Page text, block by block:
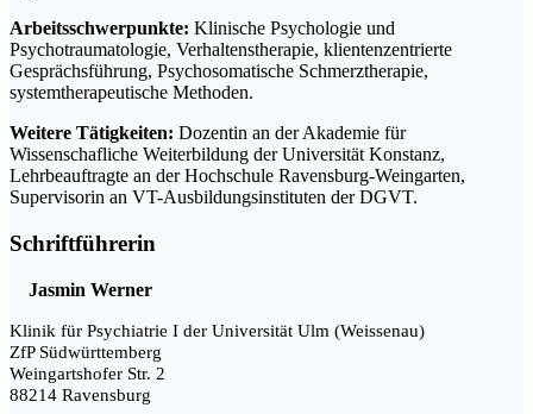
Arbeitsschwerpunkte: Klinische Psychologie und
Psychotraumatologie, Verhaltenstherapie, klientenzentrierte
Gesprächsführung, Psychosomatische Schmerztherapie,
systemtherapeutische Methoden.
Weitere Tätigkeiten: Dozentin an der Akademie für
Wissenschafliche Weiterbildung der Universität Konstanz,
Lehrbeauftragte an der Hochschule Ravensburg-Weingarten,
Supervisorin an VT-Ausbildungsinstituten der DGVT.
Schriftführerin
Jasmin Werner
Klinik für Psychiatrie I der Universität Ulm (Weissenau)
ZfP Südwürttemberg
Weingartshofer Str. 2
88214 Ravensburg